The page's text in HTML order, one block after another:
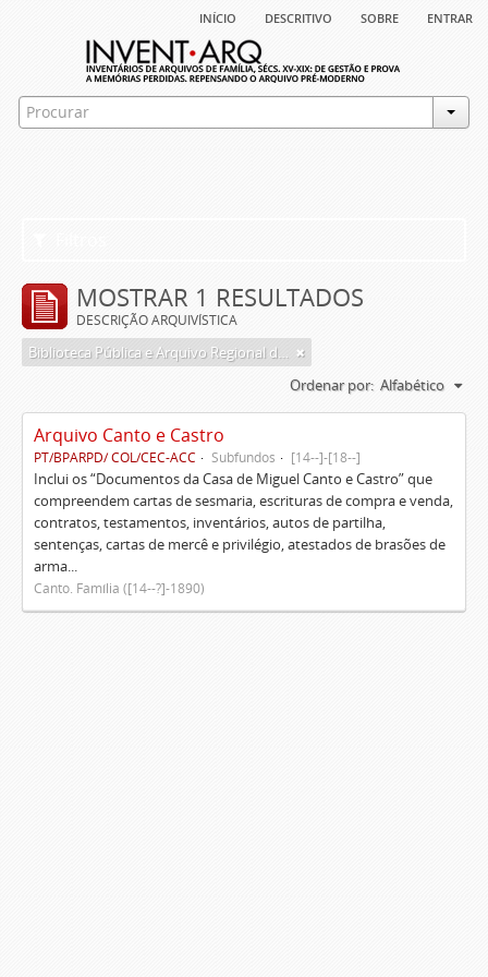
início descritivo sobre entrar
MOSTRAR 1 RESULTADOS
DESCRIÇÃO ARQUIVÍSTICA
Biblioteca Pública e Arquivo Regional de Ponta Delgada
Ordenar por: Alfabético
Arquivo Canto e Castro
PT/BPARPD/ COL/CEC-ACC Subfundos [14--]-[18--]
Inclui os “Documentos da Casa de Miguel Canto e Castro” que
compreendem cartas de sesmaria, escrituras de compra e venda,
contratos, testamentos, inventários, autos de partilha,
sentenças, cartas de mercê e privilégio, atestados de brasões de
arma...
Canto. Família ([14--?]-1890)